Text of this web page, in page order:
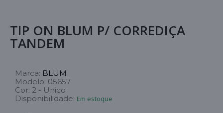
TIP ON BLUM P/ CORREDIÇA
TANDEM
Marca: BLUM
Modelo: 05657
Cor: 2 - Unico
Disponibilidade: Em estoque